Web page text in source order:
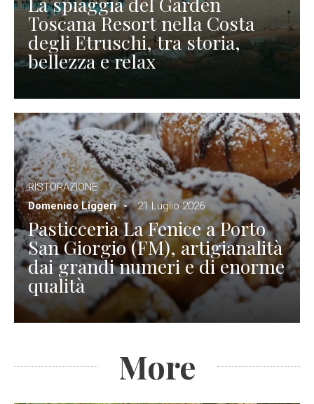
Toscana Resort nella Costa
degli Etruschi, tra storia,
bellezza e relax
RISTORAZIONE
Domenico Liggeri
21 Luglio 2026
Pasticceria La Fenice a Porto
San Giorgio (FM), artigianalità
dai grandi numeri e di enorme
qualità
More